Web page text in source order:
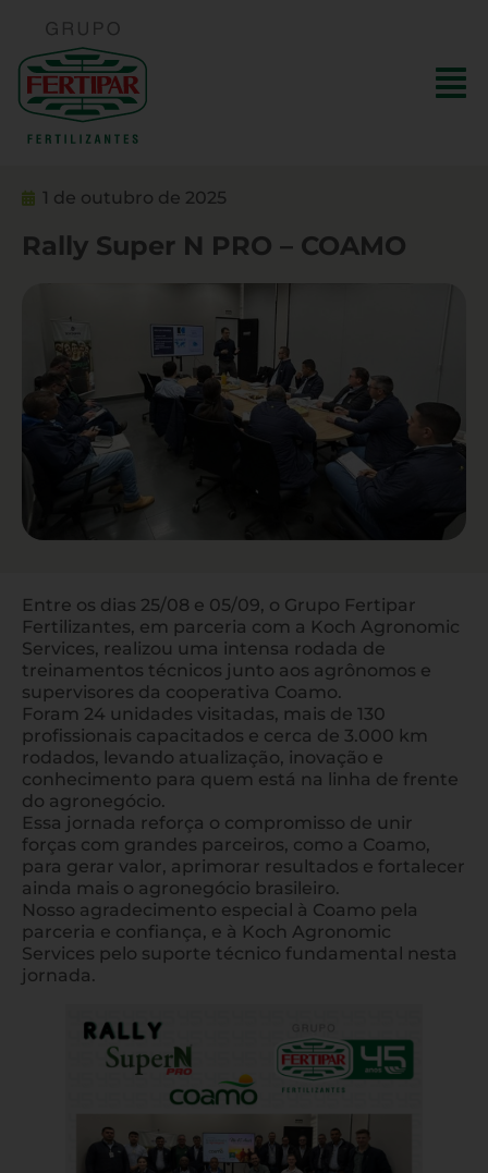
1 de outubro de 2025
Rally Super N PRO – COAMO
Entre os dias 25/08 e 05/09, o Grupo Fertipar
Fertilizantes, em parceria com a Koch Agronomic
Services, realizou uma intensa rodada de
treinamentos técnicos junto aos agrônomos e
supervisores da cooperativa Coamo.
Foram 24 unidades visitadas, mais de 130
profissionais capacitados e cerca de 3.000 km
rodados, levando atualização, inovação e
conhecimento para quem está na linha de frente
do agronegócio.
Essa jornada reforça o compromisso de unir
forças com grandes parceiros, como a Coamo,
para gerar valor, aprimorar resultados e fortalecer
ainda mais o agronegócio brasileiro.
Nosso agradecimento especial à Coamo pela
parceria e confiança, e à Koch Agronomic
Services pelo suporte técnico fundamental nesta
jornada.